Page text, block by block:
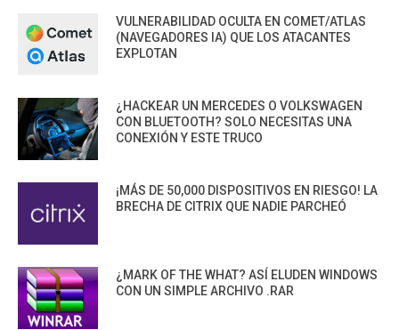
VULNERABILIDAD OCULTA EN COMET/ATLAS
(NAVEGADORES IA) QUE LOS ATACANTES
EXPLOTAN
¿HACKEAR UN MERCEDES O VOLKSWAGEN
CON BLUETOOTH? SOLO NECESITAS UNA
CONEXIÓN Y ESTE TRUCO
¡MÁS DE 50,000 DISPOSITIVOS EN RIESGO! LA
BRECHA DE CITRIX QUE NADIE PARCHEÓ
¿MARK OF THE WHAT? ASÍ ELUDEN WINDOWS
CON UN SIMPLE ARCHIVO .RAR